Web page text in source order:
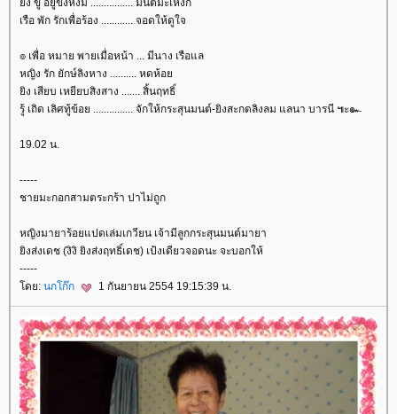
ิง ขู่ อยู่ขิงหงิม ................ มนต์มะเหงก
เรือ พัก รักเพื่อร้อง ............ จอดให้ดูใจ
๏ เพื่อ หมาย พายเมื่อหน้า ... มีนาง เรือแล
หญิง รัก ยักษ์ลิงหาง .......... หดห้อ
ิง เสียบ เหยียบสิงสาง ....... สิ้นฤทธิ์
รู้ เถิด เลิศทู้ข้อย ............... จักให้กระสุนมนต์-ยิงสะกดลิงลม แลนา บารนี ๚ะ๛
19.02 น.
-----
ชายมะกอกสามตระกร้า ปาไม่ถูก
หญิงมายาร้อยแปดเล่มเกวียน เจ้ามีลูกกระสุนมนต์มายา
ิงส่งเดช (งิงิ ยิงส่งฤทธิ์เดช) เป้งเดียวจอดนะ จะบอกให้
-----
ดย: นกโก๊ก 1 กันยายน 2554 19:15:39 น.